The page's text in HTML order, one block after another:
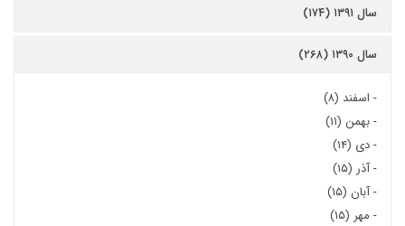
سال ۱۳۹۱ (۱۷۴)
سال ۱۳۹۰ (۲۶۸)
- اسفند (۸)
-بهمن (۱۱)
-دی (۱۴)
-آذر (۱۵)
-آبان (۱۵)
- مهر (۱۵)